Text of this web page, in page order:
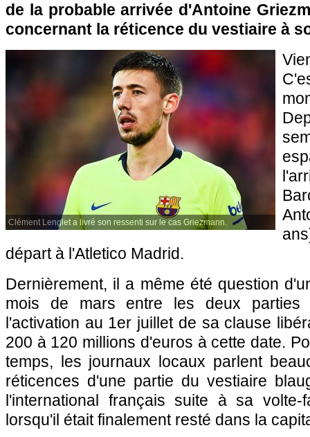
de la probable arrivée d'Antoine
concernant la réticence du vestiaire à
Clément Lenglet a livré son ressenti sur le cas Griezmann.
départ à l'Atletico Madrid.
Dernièrement, il a même été question
mois de mars entre les deux
l'activation au 1er juillet de sa clause
200 à 120 millions d'euros à cette date.
temps, les journaux locaux parlent
réticences d'une partie du vestiaire
l'international français suite à sa volte-
lorsqu'il était finalement resté dans la